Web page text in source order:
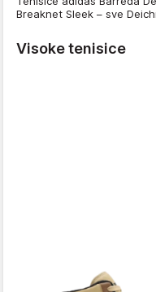
Breaknet Sleek – sve
Visoke tenisice